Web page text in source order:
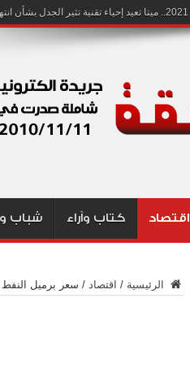
اقتصاد كتاب وآراء شباب
الرئيسية / اقتصاد / سعر برميل النفط الكويتي